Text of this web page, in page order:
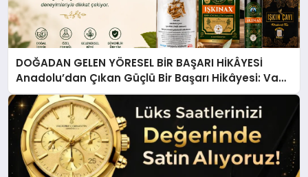
DOĞADAN GELEN YÖRESEL BİR BAŞARI HİKÂYESİ
Anadolu’dan Çıkan Güçlü Bir Başarı Hikâyesi: Van
Gölü Yöresel Işkın Kökü Sirkesi